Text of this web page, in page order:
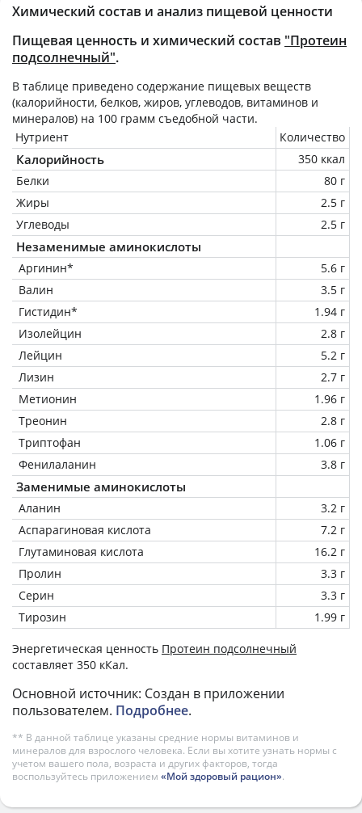
Химический состав и анализ пищевой ценности
Пищевая ценность и химический состав "Протеин
подсолнечный".
В таблице приведено содержание пищевых веществ
(калорийности, белков, жиров, углеводов, витаминов и
минералов) на 100 грамм съедобной части.
Нутриент
Количество
Калорийность
350 ккал
Белки
80 г
Жиры
2.5 г
Углеводы
2.5 г
Незаменимые аминокислоты
Аргинин*
5.6 г
Валин
3.5 г
Гистидин*
1.94 г
Изолейцин
2.8 г
Лейцин
5.2 г
Лизин
2.7 г
Метионин
1.96 г
Треонин
2.8 г
Триптофан
1.06 г
Фенилаланин
3.8 г
Заменимые аминокислоты
Аланин
3.2 г
Аспарагиновая кислота
7.2 г
Глутаминовая кислота
16.2 г
Пролин
3.3 г
Серин
3.3 г
Тирозин
1.99 г
Энергетическая ценность Протеин подсолнечный
составляет 350 кКал.
Основной источник: Создан в приложении
пользователем. Подробнее.
** В данной таблице указаны средние нормы витаминов и
минералов для взрослого человека. Если вы хотите узнать нормы с
учетом вашего пола, возраста и других факторов, тогда
воспользуйтесь приложением «Мой здоровый рацион».